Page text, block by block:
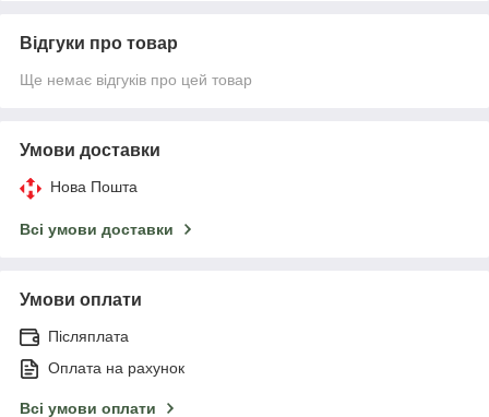
Відгуки про товар
Ще немає відгуків про цей товар
Умови доставки
Нова Пошта
Всі умови доставки
Умови оплати
Післяплата
Оплата на рахунок
Всі умови оплати